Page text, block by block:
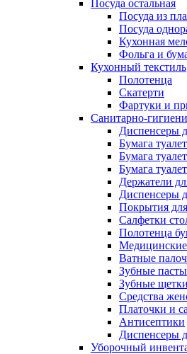
Посуда остальная
Посуда из
Посуда
Кухонная
Фольга и
Кухонный текстиль
Полотенца
Скатерти
Фартуки и
Санитарно-
Диспенсеры
Бумага
Бумага
Бумага
Держатели
Диспенсеры
Покрытия
Салфетки
Полотенца
Ватные
Зубные пасты
Зубные
Средства
Платочки и
Антисептики
Диспенсеры
Уборочный